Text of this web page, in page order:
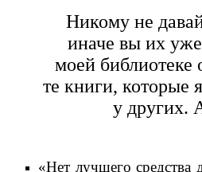
Никому не
иначе вы их
моей библиотеке
те книги, которые
у других.
«Нет лучшего средства